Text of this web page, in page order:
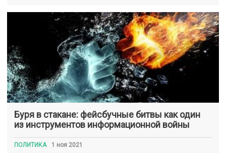
Буря в стакане: фейсбучные битвы как один
из инструментов информационной войны
ПОЛИТИКА 1 ноя 2021